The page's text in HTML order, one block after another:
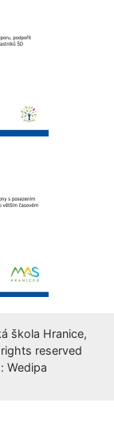
škola Hranice,
rights reserved
Wedipa